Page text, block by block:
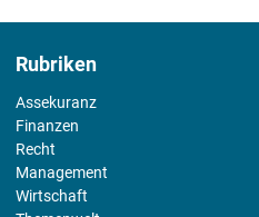
Rubriken
Assekuranz
Finanzen
Recht
Management
Wirtschaft